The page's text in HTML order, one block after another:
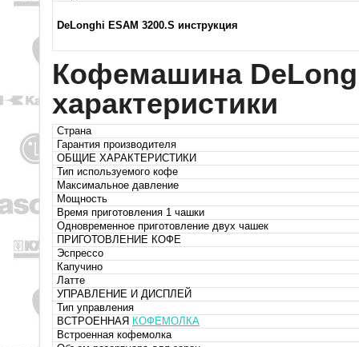
DeLonghi ESAM 3200.S инструкция
Кофемашина
характеристики
Страна
Гарантия производителя
ОБЩИЕ ХАРАКТЕРИСТИКИ
Тип используемого кофе
Максимальное давление
Мощность
Время приготовления 1 чашки
Одновременное приготовление двух чашек
ПРИГОТОВЛЕНИЕ КОФЕ
Эспрессо
Капучино
Латте
УПРАВЛЕНИЕ И ДИСПЛЕЙ
Тип управления
ВСТРОЕННАЯ КОФЕМОЛКА
Встроенная кофемолка